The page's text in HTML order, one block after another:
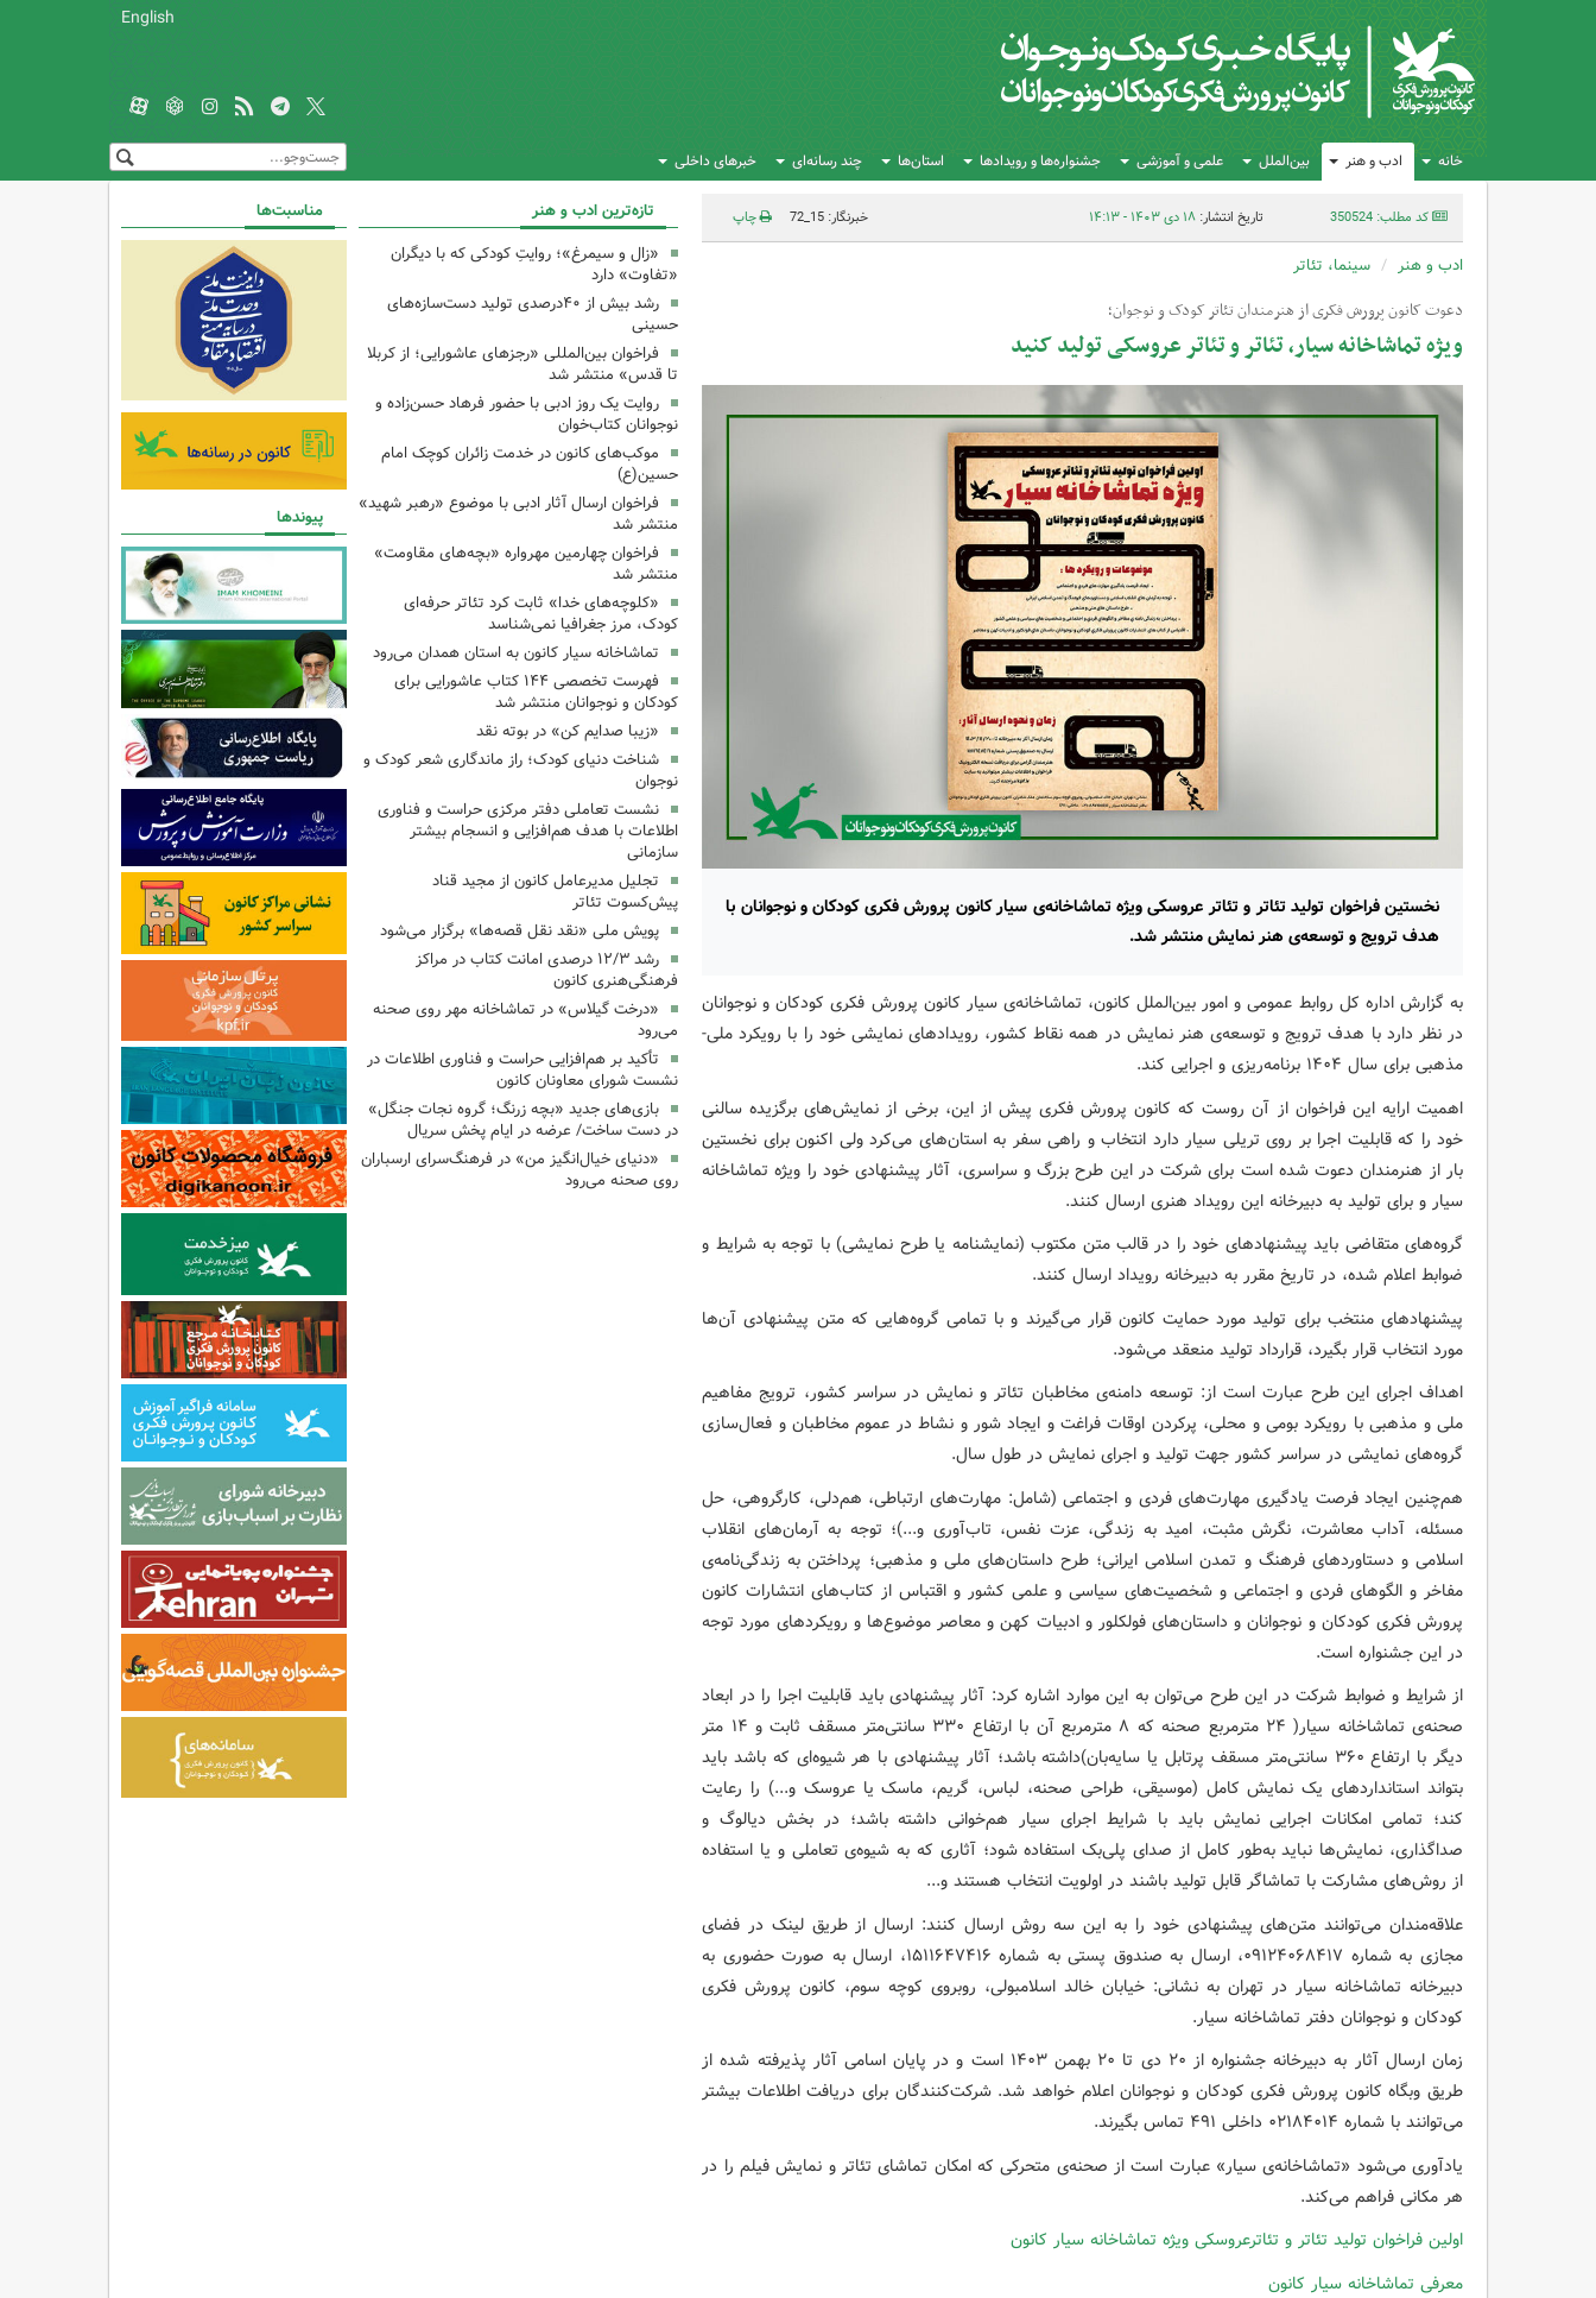
English
خانه ادب و هنر بین‌الملل علمی و آموزشی جشنواره‌ها و رویدادها استان‌ها چند رسانه‌ای خبرهای داخلی
کد مطلب: 350524 تاریخ انتشار:۱۸ دی ۱۴۰۳ - ۱۴:۱۳ خبرنگار: 15_72 چاپ
ادب و هنر سینما، تئاتر
دعوت کانون پرورش فکری از هنرمندان تئاتر کودک و نوجوان؛
ویژه تماشاخانه سیار، تئاتر و تئاتر عروسکی تولید کنید
نخستین فراخوان تولید تئاتر و تئاتر عروسکی ویژه تماشاخانه‌ی سیار کانون پرورش فکری کودکان و نوجوانان‌ با
هدف ترویج و توسعه‌ی هنر نمایش منتشر شد.
به گزارش اداره کل روابط عمومی و امور بین‌الملل کانون، تماشاخانه‌ی سیار کانون پرورش فکری کودکان و نوجوانان
در نظر دارد با هدف ترویج و توسعه‌ی هنر نمایش در همه نقاط کشور، رویدادهای نمایشی خود را با رویکرد ملی-
مذهبی برای سال ۱۴۰۴ برنامه‌ریزی و اجرایی کند.
اهمیت ارایه این فراخوان از آن روست که کانون پرورش فکری پیش از این، برخی از نمایش‌های برگزیده سالنی
خود را که قابلیت اجرا بر روی تریلی سیار دارد انتخاب و راهی سفر به استان‌های می‌کرد ولی اکنون برای نخستین
بار از هنرمندان دعوت شده است برای شرکت در این طرح بزرگ و سراسری، آثار پیشنهادی خود را ویژه تماشاخانه
سیار و برای تولید به دبیرخانه این رویداد هنری ارسال کنند.
گروه‌های متقاضی باید پیشنهادهای خود را در قالب متن مکتوب (نمایشنامه یا طرح نمایشی) با توجه به شرایط و
ضوابط اعلام شده، در تاریخ مقرر به دبیرخانه رویداد ارسال کنند.
پیشنهادهای منتخب برای تولید مورد حمایت کانون قرار می‌گیرند و با تمامی گروه‌هایی که متن پیشنهادی آن‌ها
مورد انتخاب قرار بگیرد، قرارداد تولید منعقد می‌شود.
اهداف اجرای این طرح عبارت است از: توسعه دامنه‌ی مخاطبان تئاتر و نمایش در سراسر کشور، ترویج مفاهیم
ملی و مذهبی با رویکرد بومی و محلی، پرکردن اوقات فراغت و ایجاد شور و نشاط در عموم مخاطبان و فعال‌سازی
گروه‌های نمایشی در سراسر کشور جهت تولید و اجرای نمایش در طول سال.
هم‌چنین ایجاد فرصت یادگیری مهارت‌های فردی و اجتماعی (شامل: مهارت‌های ارتباطی، هم‌دلی، کارگروهی، حل
مسئله، آداب معاشرت، نگرش مثبت، امید به زندگی، عزت نفس، تاب‌آوری و...)؛ توجه به آرمان‌های انقلاب
اسلامی و دستاوردهای فرهنگ و تمدن اسلامی ایرانی؛ طرح داستان‌های ملی و مذهبی؛ پرداختن به زندگی‌نامه‌ی
مفاخر و الگوهای فردی و اجتماعی و شخصیت‌های سیاسی و علمی کشور و اقتباس از کتاب‌های انتشارات کانون
پرورش فکری کودکان و نوجوانان و داستان‌های فولکلور و ادبیات کهن و معاصر موضوع‌ها و رویکردهای مورد توجه
در این جشنواره است.
از شرایط و ضوابط شرکت در این طرح می‌توان به این موارد اشاره کرد: آثار پیشنهادی باید قابلیت اجرا را در ابعاد
صحنه‌ی تماشاخانه سیار( ۲۴ مترمربع صحنه که ۸ مترمربع آن با ارتفاع ۳۳۰ سانتی‌متر مسقف ثابت و ۱۴ متر
دیگر با ارتفاع ۳۶۰ سانتی‌متر مسقف پرتابل یا سایه‌بان)داشته باشد؛ آثار پیشنهادی با هر شیوه‌ای که باشد باید
بتواند استانداردهای یک نمایش کامل (موسیقی، طراحی صحنه، لباس، گریم، ماسک یا عروسک و...) را رعایت
کند؛ تمامی امکانات اجرایی نمایش باید با شرایط اجرای سیار هم‌خوانی داشته باشد؛ در بخش دیالوگ و
صداگذاری، نمایش‌ها نباید به‌طور کامل از صدای پلی‌بک استفاده شود؛ آثاری که به شیوه‌ی تعاملی و یا استفاده
از روش‌های مشارکت با تماشاگر قابل تولید باشند در اولویت انتخاب هستند و...
علاقه‌مندان می‌توانند متن‌های پیشنهادی خود را به این سه روش ارسال کنند: ارسال از طریق لینک در فضای
مجازی به شماره ۰۹۱۲۴۰۶۸۴۱۷، ارسال به صندوق پستی به شماره ۱۵۱۱۶۴۷۴۱۶، ارسال به صورت حضوری به
دبیرخانه تماشاخانه سیار در تهران به نشانی: خیابان خالد اسلامبولی، روبروی کوچه سوم، کانون پرورش فکری
کودکان و نوجوانان دفتر تماشاخانه سیار.
زمان ارسال آثار به دبیرخانه جشنواره از ۲۰ دی تا ۲۰ بهمن ۱۴۰۳ است و در پایان اسامی آثار پذیرفته ‌شده از
طریق وبگاه کانون پرورش فکری کودکان و نوجوانان اعلام خواهد شد. شرکت‌کنندگان برای دریافت اطلاعات بیشتر
می‌توانند با شماره ۰۲۱۸۴۰۱۴ داخلی ۴۹۱ تماس بگیرند.
یادآوری می‌شود «تماشاخانه‌ی سیار» عبارت است از صحنه‌ی متحرکی که امکان تماشای تئاتر و نمایش فیلم را در
هر مکانی فراهم می‌کند.
اولین فراخوان تولید تئاتر و تئاترعروسکی ویژه تماشاخانه سیار کانون
معرفی تماشاخانه سیار کانون
تازه‌ترین ادب و هنر
«زال و سیمرغ»؛ روایتِ کودکی که با دیگران
«تفاوت» دارد
رشد بیش از ۴۰درصدی تولید دست‌سازه‌های
حسینی
فراخوان بین‌المللی «رجزهای عاشورایی؛ از کربلا
تا قدس» منتشر شد
روایت یک روز ادبی با حضور فرهاد حسن‌زاده و
نوجوانان کتاب‌خوان
موکب‌های کانون در خدمت زائران کوچک امام
حسین(ع)
فراخوان ارسال آثار ادبی با موضوع «رهبر شهید»
منتشر شد
فراخوان چهارمین مهرواره «بچه‌های مقاومت»
منتشر شد
«کلوچه‌های خدا» ثابت کرد تئاتر حرفه‌ای
کودک، مرز جغرافیا نمی‌شناسد
تماشاخانه سیار کانون به استان همدان می‌رود
فهرست تخصصی ۱۴۴ کتاب عاشورایی برای
کودکان و نوجوانان منتشر شد
«زیبا صدایم کن» در بوته نقد
شناخت دنیای کودک؛ راز ماندگاری شعر کودک و
نوجوان
نشست تعاملی دفتر مرکزی حراست و فناوری
اطلاعات با هدف هم‌افزایی و انسجام بیشتر
سازمانی
تجلیل مدیرعامل کانون از مجید قناد
پیش‌کسوت تئاتر
پویش ملی «نقد نقل قصه‌ها» برگزار می‌شود
رشد ۱۲/۳ درصدی امانت کتاب در مراکز
فرهنگی‌هنری کانون
«درخت گیلاس» در تماشاخانه مهر روی صحنه
می‌رود
تأکید بر هم‌افزایی حراست و فناوری اطلاعات در
نشست شورای معاونان کانون
بازی‌های جدید «بچه زرنگ؛ گروه نجات جنگل»
در دست ساخت/ عرضه در ایام پخش سریال
«دنیای خیال‌انگیز من» در فرهنگ‌سرای ارسباران
روی صحنه می‌رود
مناسبت‌ها
پیوندها